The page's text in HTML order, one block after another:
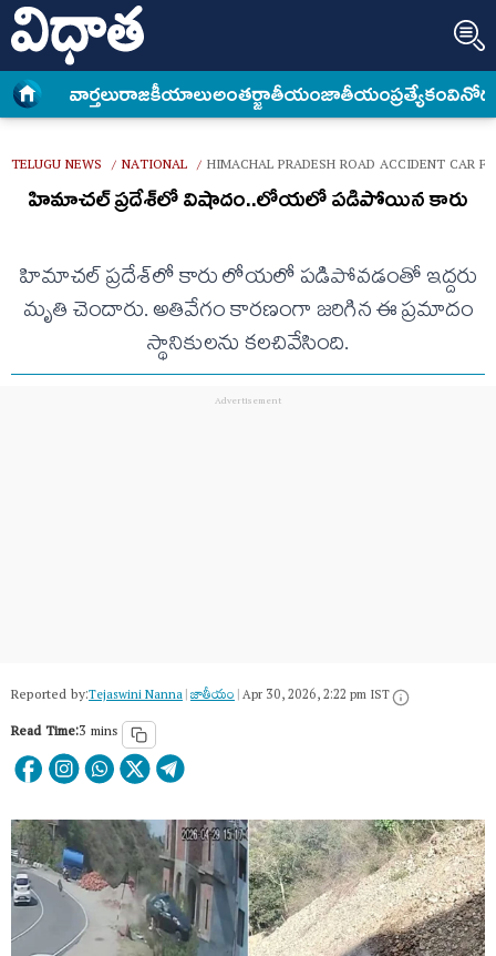
వార్త‌లురాజకీయాలుఅంత‌ర్జాతీయంజాతీయంప్రత్యేకం
TELUGU NEWS / NATIONAL / HIMACHAL PRADESH ROAD ACCIDENT CAR
హిమాచల్ ప్రదేశ్‌లో విషాదం..లోయలో పడిపోయిన కారు
హిమాచల్ ప్రదేశ్‌లో కారు లోయలో పడిపోవడంతో ఇద్దరు
మృతి చెందారు. అతివేగం కారణంగా జరిగిన ఈ ప్రమాదం
స్థానికులను కలచివేసింది.
Reported by:Tejaswini Nanna|జాతీయం|Apr 30, 2026, 2:22 pm IST
Read Time:3 mins